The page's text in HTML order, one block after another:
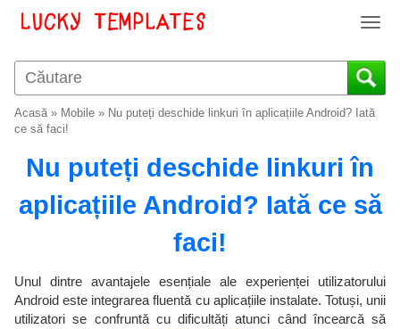
T
g
g
a
v
i
i
o
n
Acasă» Mobile » Nu puteți deschide linkuri în aplicațiile Android? Iată
ce să faci!
Nu puteți deschide linkuri în
aplicațiile Android? Iată ce să
faci!
Unul dintre avantajele esențiale ale experienței utilizatorului
Android este integrarea fluentă cu aplicațiile instalate. Totuși, unii
utilizatori se confruntă cu dificultăți atunci când încearcă să